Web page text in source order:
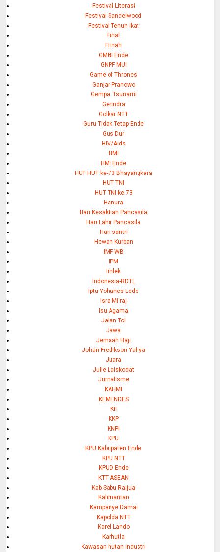
Festival Literasi
Festival Sandelwood
Festival Tenun Ikat
Final
Fitnah
GMNI Ende
GNPF MUI
Game of Thrones
Ganjar Pranowo
Gempa. Tsunami
Gerindra
Golkar NTT
Guru Tidak Tetap Ende
Gus Dur
HIV/Aids
HMI
HMI Ende
HUT HUT ke-73 Bhayangkara
HUT TNI
HUT TNI ke 73
Hanura
Hari Kesaktian Pancasila
Hari Lahir Pancasila
Hari santri
Hewan Kurban
IMF-WB
IPM
Imlek
Indonesia-RDTL
Iptu Yohanes Lede
Isra Mi'raj
Isu Agama
Jalan Tol
Jawa
Jemaah Haji
Johan Fredikson Yahya
Juara
Julie Laiskodat
Jurnalisme
KAHMI
KEMENDES
KII
KKP
KNPI
KPU
KPU Kabupaten Ende
KPU NTT
KPUD Ende
KTT ASEAN
Kab Sabu Raijua
Kalimantan
Kampanye Damai
Kapolda NTT
Karel Lando
Karhutla
Kawasan hutan industri